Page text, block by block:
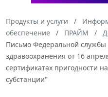
Продукты и услуги
обеспечение
ПРАЙМ
Письмо Федеральной службы
здравоохранения от 16
сертификатах пригодности
субстанции"